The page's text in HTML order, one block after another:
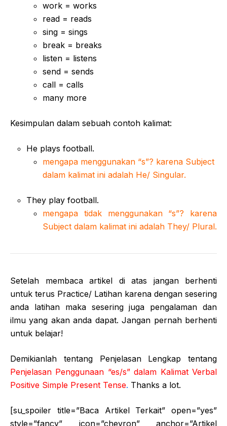
work = works
read = reads
sing = sings
break = breaks
listen = listens
send = sends
call = calls
many more
Kesimpulan dalam sebuah contoh kalimat:
He plays football.
mengapa menggunakan “s”? karena Subject
dalam kalimat ini adalah He/ Singular.
They play football.
mengapa tidak menggunakan “s”? karena
Subject dalam kalimat ini adalah They/ Plural.
Setelah membaca artikel di atas jangan berhenti
untuk terus Practice/ Latihan karena dengan sesering
anda latihan maka sesering juga pengalaman dan
ilmu yang akan anda dapat. Jangan pernah berhenti
untuk belajar!
Demikianlah tentang Penjelasan Lengkap tentang
Penjelasan Penggunaan “es/s” dalam Kalimat Verbal
Positive Simple Present Tense. Thanks a lot.
[su_spoiler title=”Baca Artikel Terkait” open=”yes”
style=”fancy” icon=”chevron” anchor=”Artikel